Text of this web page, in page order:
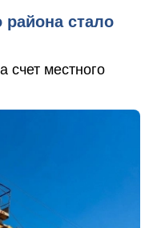
района стало
счет местного